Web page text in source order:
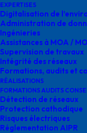
EXPERTISES
Digitalisation de
Administration de
Ingénieries
Assistances à MOA /
Supervision de travaux
Intégrité des réseaux
Formations, audits et
RÉALISATIONS
FORMATIONS AUDITS
Détection de réseaux
Protection cathodique
Risques électriques
Réglementation AIPR
Survey